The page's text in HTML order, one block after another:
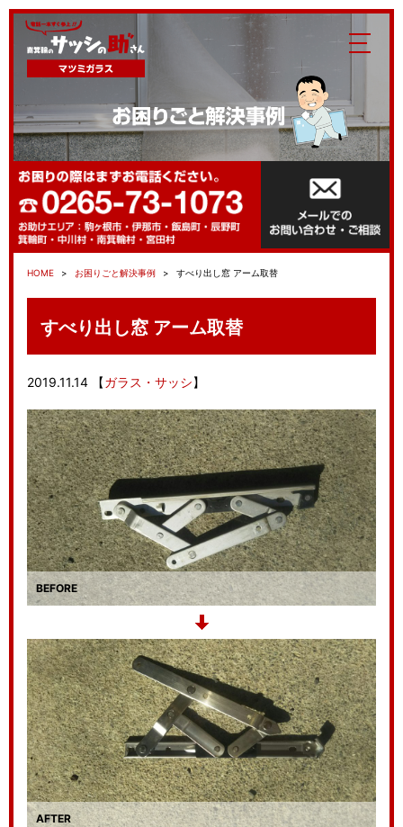
HOME お困りごと解決事例 すべり出し窓 アーム取替
すべり出し窓 アーム取替
2019.11.14 【ガラス・サッシ】